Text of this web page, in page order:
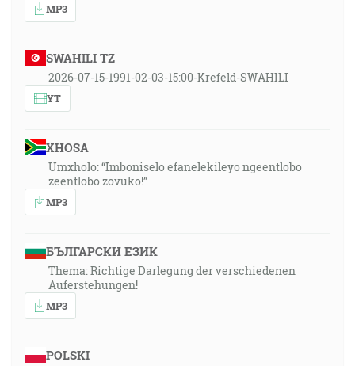
MP3
SWAHILI TZ
2026-07-15-1991-02-03-15:00-Krefeld-SWAHILI
YT
XHOSA
Umxholo: “Imboniselo efanelekileyo ngeentlobo
zeentlobo zovuko!”
MP3
БЪЛГАРСКИ ЕЗИК
Thema: Richtige Darlegung der verschiedenen
Auferstehungen!
MP3
POLSKI